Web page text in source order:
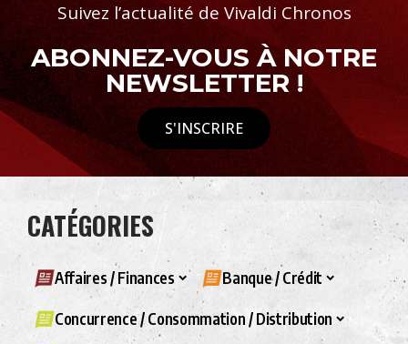
Suivez l’actualité de Vivaldi Chronos
ABONNEZ-VOUS À NOTRE
NEWSLETTER !
S'INSCRIRE
CATÉGORIES
Affaires / Finances Banque / Crédit
Concurrence / Consommation / Distribution